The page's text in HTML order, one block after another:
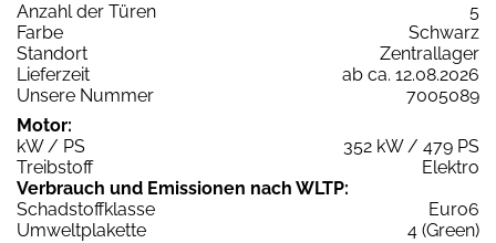
Anzahl der Türen
5
Farbe
Schwarz
Standort
Zentrallager
Lieferzeit
ab ca. 12.08.2026
Unsere Nummer
7005089
Motor:
kW / PS
352 kW / 479 PS
Treibstoff
Elektro
Verbrauch und Emissionen nach WLTP:
Schadstoffklasse
Euro6
Umweltplakette
4 (Green)